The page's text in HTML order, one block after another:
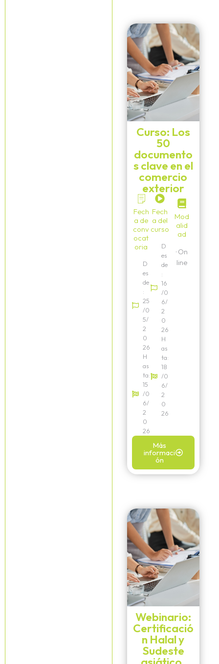
Curso: Los
50
documento
s clave en el
comercio
exterior
Fech
a de
conv
ocat
oria
D
es
de
:
25
/0
5/
2
0
26
H
as
ta:
15
/0
6/
2
0
26
Fech
a del
curso
D
es
de
:
16
/0
6/
2
0
26
H
as
ta:
18
/0
6/
2
0
26
Mod
alid
ad
· On
line
Más
informaci
ón
Webinario:
Certificació
n Halal y
Sudeste